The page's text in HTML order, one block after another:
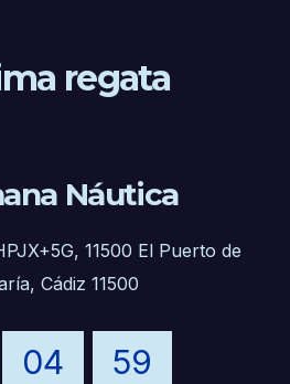
regata
Náutica
11500 El Puerto de
Cádiz 11500
04 59